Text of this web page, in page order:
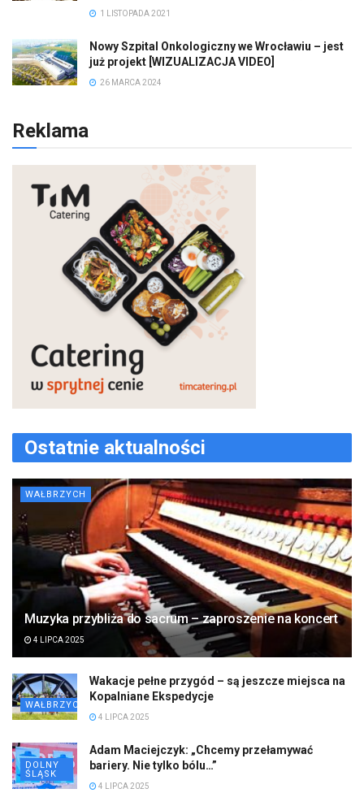
1 LISTOPADA 2021
Nowy Szpital Onkologiczny we Wrocławiu – jest
już projekt [WIZUALIZACJA VIDEO]
26 MARCA 2024
Reklama
Ostatnie aktualności
WAŁBRZYCH
Muzyka przybliża do sacrum – zaproszenie na koncert
4 LIPCA 2025
WAŁBRZYCH
Wakacje pełne przygód – są jeszcze miejsca na
Kopalniane Ekspedycje
4 LIPCA 2025
DOLNY
ŚLĄSK
Adam Maciejczyk: „Chcemy przełamywać
bariery. Nie tylko bólu…”
4 LIPCA 2025